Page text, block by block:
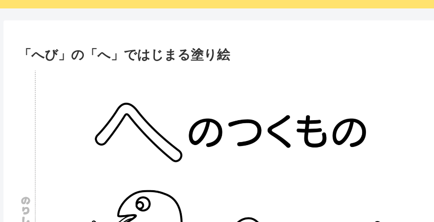
「へび」の「へ」ではじまる塗り絵